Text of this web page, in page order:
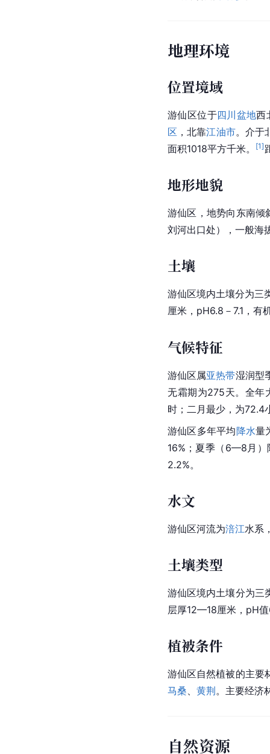
地理环境
位置境域
游仙区位于四川盆地西
区 ，北靠江油市。介于
面积1018平方千米。
[1]
地形地貌
游仙区，地势向东南
刘河出口处），一般海
土壤
游仙区境内土壤分为三
厘米，pH6.8－7.1，有
气候特征
游仙区属亚热带湿润型
无霜期为275天。全
时；二月最少，为72.4
游仙区多年平均降水量
16%；夏季（6—8月）
2.2%。
水文
游仙区河流为涪江水系
土壤类型
游仙区境内土壤分为三
层厚12—18厘米，pH
植被条件
游仙区自然植被的主要
马桑、 黄荆。主要经济
自然资源